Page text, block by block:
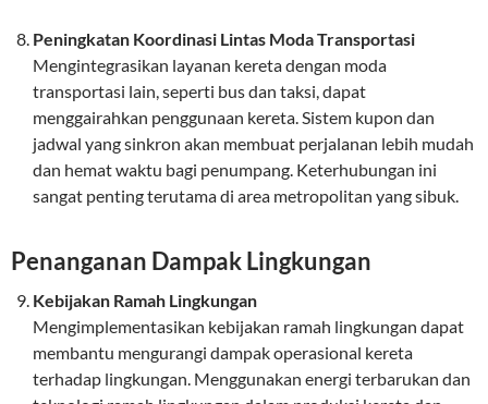
Peningkatan Koordinasi Lintas Moda Transportasi
Mengintegrasikan layanan kereta dengan moda
transportasi lain, seperti bus dan taksi, dapat
menggairahkan penggunaan kereta. Sistem kupon dan
jadwal yang sinkron akan membuat perjalanan lebih mudah
dan hemat waktu bagi penumpang. Keterhubungan ini
sangat penting terutama di area metropolitan yang sibuk.
Penanganan Dampak Lingkungan
Kebijakan Ramah Lingkungan
Mengimplementasikan kebijakan ramah lingkungan dapat
membantu mengurangi dampak operasional kereta
terhadap lingkungan. Menggunakan energi terbarukan dan